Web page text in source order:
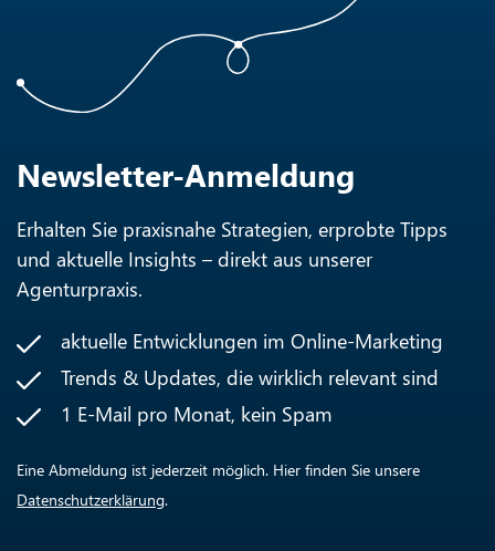
Newsletter-Anmeldung
Erhalten Sie praxisnahe Strategien, erprobte Tipps
und aktuelle Insights – direkt aus unserer
Agenturpraxis.
aktuelle Entwicklungen im Online-Marketing
Trends & Updates, die wirklich relevant sind
1 E-Mail pro Monat, kein Spam
Eine Abmeldung ist jederzeit möglich. Hier finden Sie unsere
Datenschutzerklärung.